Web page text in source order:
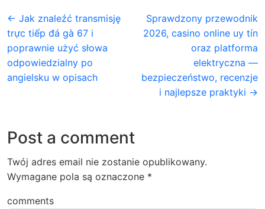
← Jak znaleźć transmisję
trực tiếp đá gà 67 i
poprawnie użyć słowa
odpowiedzialny po
angielsku w opisach
Sprawdzony przewodnik
2026, casino online uy tín
oraz platforma
elektryczna —
bezpieczeństwo, recenzje
i najlepsze praktyki →
Post a comment
Twój adres email nie zostanie opublikowany.
Wymagane pola są oznaczone *
comments